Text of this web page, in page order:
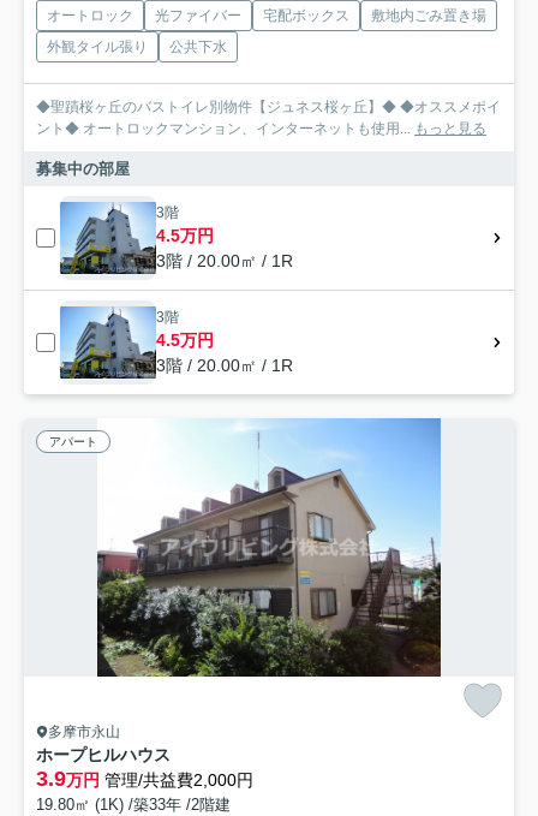
オートロック 光ファイバー 宅配ボックス
敷地内ごみ置き場
外観タイル張り
公共下水
◆聖蹟桜ヶ丘のバストイレ別物件【ジュネス桜ヶ丘】◆ ◆オススメポイ
ント◆ オートロックマンション、インターネットも使用... もっと見る
募集中の部屋
3階
4.5万円
3階 / 20.00㎡ / 1R
3階
4.5万円
3階 / 20.00㎡ / 1R
アパート
多摩市永山
ホープヒルハウス
3.9万円 管理/共益費2,000円
19.80㎡ (1K) /築33年 /2階建